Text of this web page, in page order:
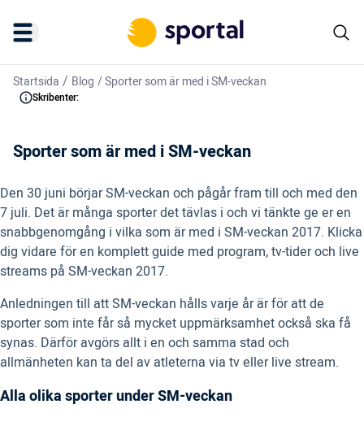
Startsida / Blog /Sporter som är med i SM-veckan
Skribenter:
Sporter som är med i SM-veckan
Den 30 juni börjar SM-veckan och pågår fram till och med den
7 juli. Det är många sporter det tävlas i och vi tänkte ge er en
snabbgenomgång i vilka som är med i SM-veckan 2017. Klicka
dig vidare för en komplett guide med program, tv-tider och live
streams på SM-veckan 2017.
Anledningen till att SM-veckan hålls varje år är för att de
sporter som inte får så mycket uppmärksamhet också ska få
synas. Därför avgörs allt i en och samma stad och
allmänheten kan ta del av atleterna via tv eller live stream.
Alla olika sporter under SM-veckan